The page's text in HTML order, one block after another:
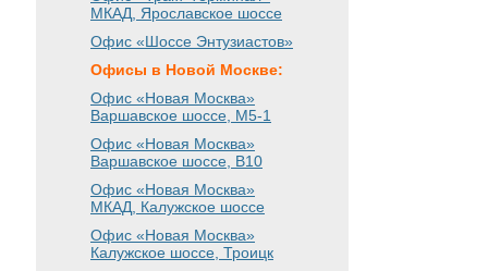
МКАД, Ярославское шоссе
Офис «Шоссе Энтузиастов»
Офисы в Новой Москве:
Офис «Новая Москва»
Варшавское шоссе , М5-1
Офис «Новая Москва»
Варшавское шоссе , B10
Офис «Новая Москва»
МКАД, Калужское шоссе
Офис «Новая Москва»
Калужское шоссе, Троицк